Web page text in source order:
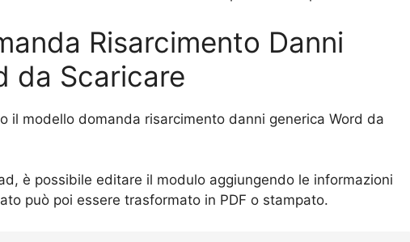
Risarcimento Danni
da Scaricare
il modello domanda risarcimento danni generica Word da
è possibile editare il modulo aggiungendo le informazioni
può poi essere trasformato in PDF o stampato.